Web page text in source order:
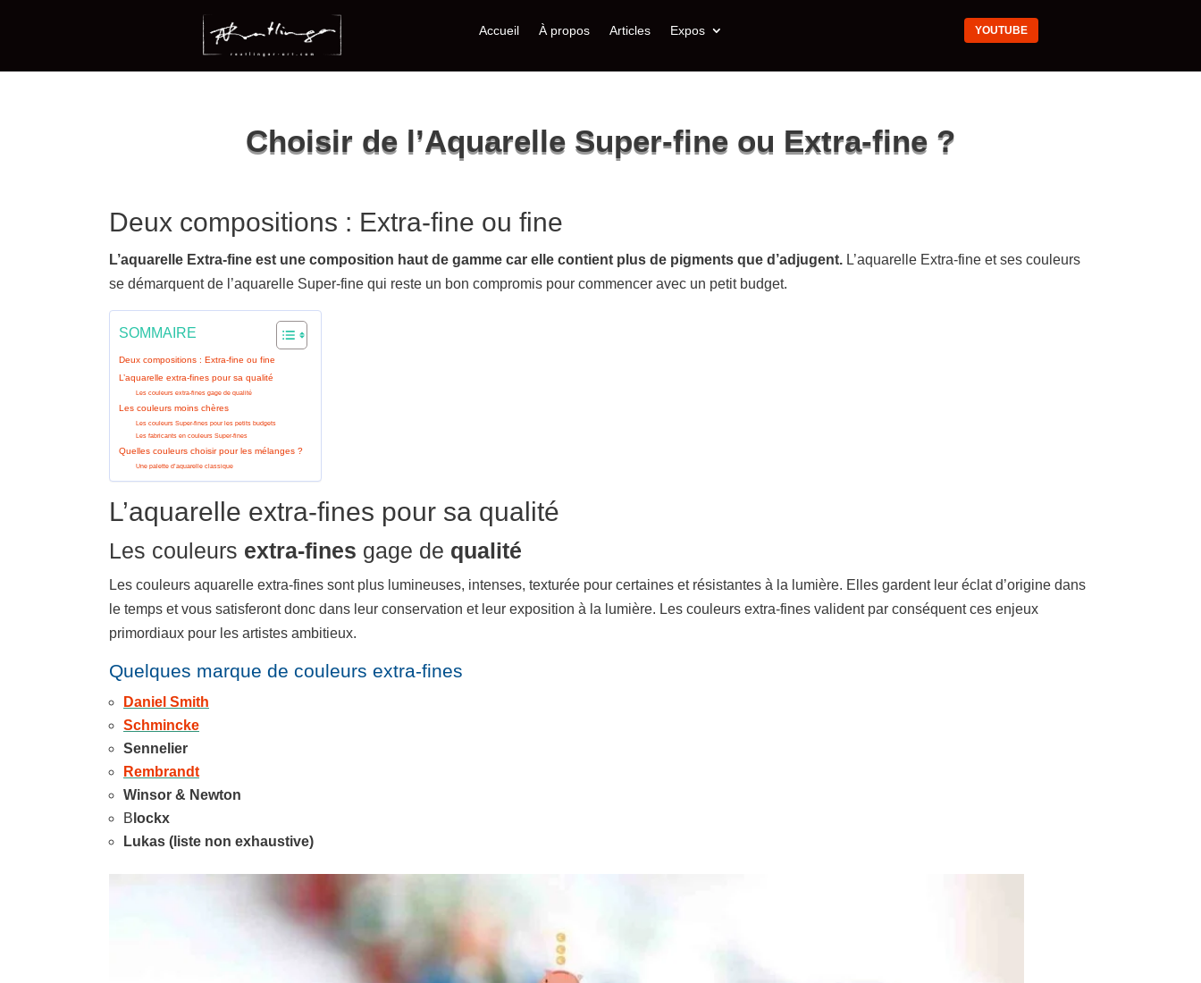
Accueil À propos Articles Expos YOUTUBE
Choisir de l’Aquarelle Super-fine ou Extra-fine ?
Deux compositions : Extra-fine ou fine
L’aquarelle Extra-fine est une composition haut de gamme car elle contient plus de pigments que d’adjugent. L’aquarelle Extra-fine et ses couleurs
se démarquent de l’aquarelle Super-fine qui reste un bon compromis pour commencer avec un petit budget.
SOMMAIRE
Deux compositions : Extra-fine ou fine
L’aquarelle extra-fines pour sa qualité
Les couleurs extra-fines gage de qualité
Les couleurs moins chères
Les couleurs Super-fines pour les petits budgets
Les fabricants en couleurs Super-fines
Quelles couleurs choisir pour les mélanges ?
Une palette d’aquarelle classique
L’aquarelle extra-fines pour sa qualité
Les couleurs extra-fines gage de qualité
Les couleurs aquarelle extra-fines sont plus lumineuses, intenses, texturée pour certaines et résistantes à la lumière. Elles gardent leur éclat d’origine dans
le temps et vous satisferont donc dans leur conservation et leur exposition à la lumière. Les couleurs extra-fines valident par conséquent ces enjeux
primordiaux pour les artistes ambitieux.
Quelques marque de couleurs extra-fines
Daniel Smith
Schmincke
Sennelier
Rembrandt
Winsor & Newton
B lockx
Lukas (liste non exhaustive)